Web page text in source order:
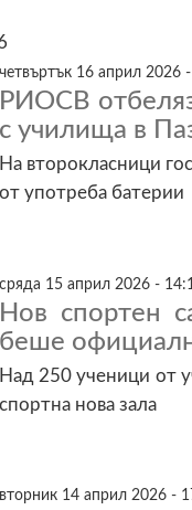
четвъртък 16 април 2026
РИОСВ
с училища в
На второкласници
от употреба батерии
сряда 15 април 2026 -
Нов спортен
беше
Над 250 ученици от
спортна нова зала
вторник 14 април 2026 -